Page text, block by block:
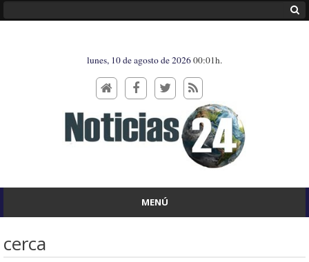
lunes, 10 de agosto de 202600:01h.
MENÚ
cerca